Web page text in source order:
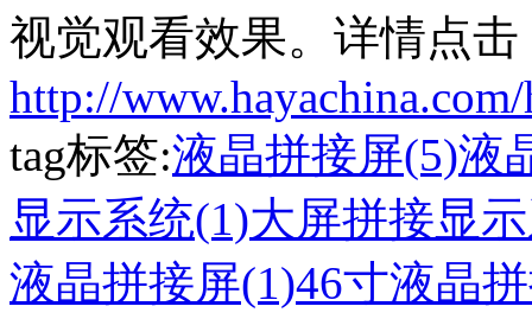
视觉观看效果。详情点击
http://
tag标签:液晶拼接屏(5)液
显示系统(1)大屏拼接显
液晶拼接屏(1)46寸液晶